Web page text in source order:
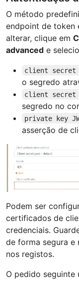
O método
endpoint de token
alterar, clique em
advanced e
client secret
o segredo
client secret
segredo no
private key
asserção de
Podem ser
certificados de
credenciais.
de forma segura e
nos registos.
O pedido